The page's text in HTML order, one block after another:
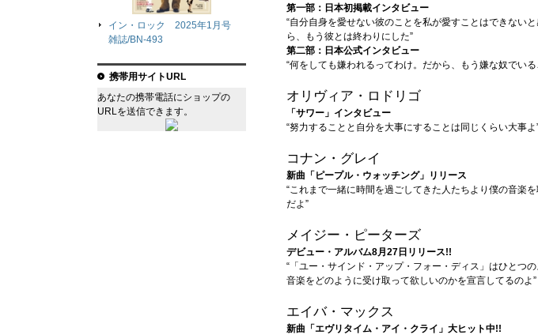
第一部：日本初掲載インタビュー
“自分自身を愛せない彼のことを私が愛すことはできない
ら、もう彼とは終わりにした”
第二部：日本公式インタビュー
“何をしても嫌われるってわけ。だから、もう嫌な奴でいる
オリヴィア・ロドリゴ
「サワー」インタビュー
“努力することと自分を大事にすることは同じくらい大事よ
コナン・グレイ
新曲「ピープル・ウォッチング」リリース
“これまで一緒に時間を過ごしてきた人たちより僕の音楽
だよ”
メイジー・ピーターズ
デビュー・アルバム8月27日リリース!!
“「ユー・サインド・アップ・フォー・ディス」はひとつ
音楽をどのように受け取って欲しいのかを宣言してるのよ”
エイバ・マックス
新曲「エヴリタイム・アイ・クライ」大ヒット中!!
イン・ロック 2025年1月号
雑誌/BN-493
携帯用サイトURL
あなたの携帯電話にショップの
URLを送信できます。